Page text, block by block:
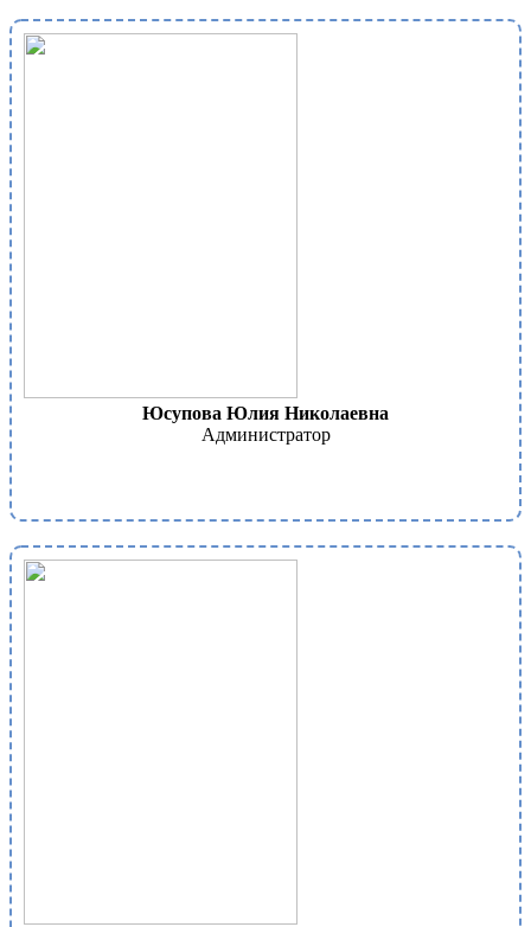
Юсупова Юлия Николаевна
Администратор